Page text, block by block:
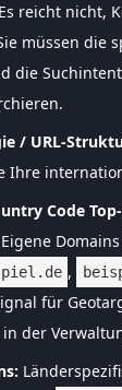
reicht nicht,
müssen die
die
/ URL-
Ihre
Code
Eigene
,
für
der